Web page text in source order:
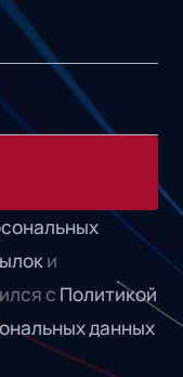
и
с Политикой
данных